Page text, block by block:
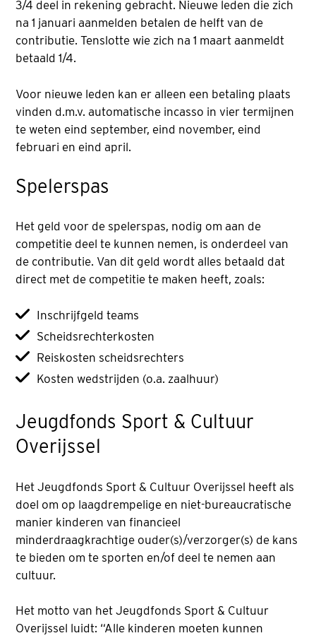
3/4 deel in rekening gebracht. Nieuwe leden die zich
na 1 januari aanmelden betalen de helft van de
contributie. Tenslotte wie zich na 1 maart aanmeldt
betaald 1/4.
Voor nieuwe leden kan er alleen een betaling plaats
vinden d.m.v. automatische incasso in vier termijnen
te weten eind september, eind november, eind
februari en eind april.
Spelerspas
Het geld voor de spelerspas, nodig om aan de
competitie deel te kunnen nemen, is onderdeel van
de contributie. Van dit geld wordt alles betaald dat
direct met de competitie te maken heeft, zoals:
Inschrijfgeld teams
Scheidsrechterkosten
Reiskosten scheidsrechters
Kosten wedstrijden (o.a. zaalhuur)
Jeugdfonds Sport & Cultuur
Overijssel
Het Jeugdfonds Sport & Cultuur Overijssel heeft als
doel om op laagdrempelige en niet-bureaucratische
manier kinderen van financieel
minderdraagkrachtige ouder(s)/verzorger(s) de kans
te bieden om te sporten en/of deel te nemen aan
cultuur.
Het motto van het Jeugdfonds Sport & Cultuur
Overijssel luidt: “Alle kinderen moeten kunnen